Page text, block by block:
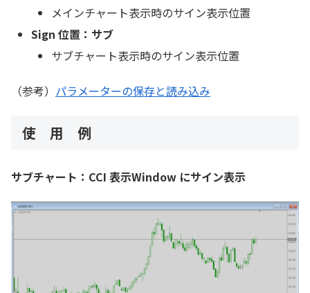
メインチャート表示時のサイン表示位置
Sign 位置：サブ
サブチャート表示時のサイン表示位置
（参考） パラメーターの保存と読み込み
使 用 例
サブチャート：CCI 表示Window にサイン表示